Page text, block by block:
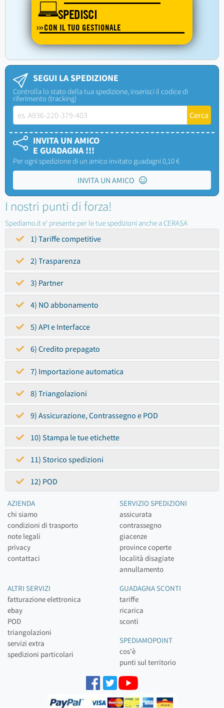
SPEDISCI
CON IL TUO GESTIONALE
SEGUI LA SPEDIZIONE
Controlla lo stato della tua spedizione, inserisci il codice di
riferimento (tracking)
INVITA UN AMICO
E GUADAGNA !!!
Per ogni spedizione di un amico invitato guadagni 0,10 €
INVITA UN AMICO
I nostri punti di forza!
Spediamo.it e' presente per le tue spedizioni anche a CERASA
1) Tariffe competitive
2) Trasparenza
3) Partner
4) NO abbonamento
5) API e Interfacce
6) Credito prepagato
7) Importazione automatica
8) Triangolazioni
9) Assicurazione, Contrassegno e POD
10) Stampa le tue etichette
11) Storico spedizioni
12) POD
AZIENDA
chi siamo
condizioni di trasporto
note legali
privacy
contattaci
SERVIZIO SPEDIZIONI
assicurata
contrassegno
giacenze
province coperte
località disagiate
annullamento
ALTRI SERVIZI
fatturazione elettronica
ebay
POD
triangolazioni
servizi extra
spedizioni particolari
GUADAGNA SCONTI
tariffe
ricarica
sconti
SPEDIAMOPOINT
cos'è
punti sul territorio